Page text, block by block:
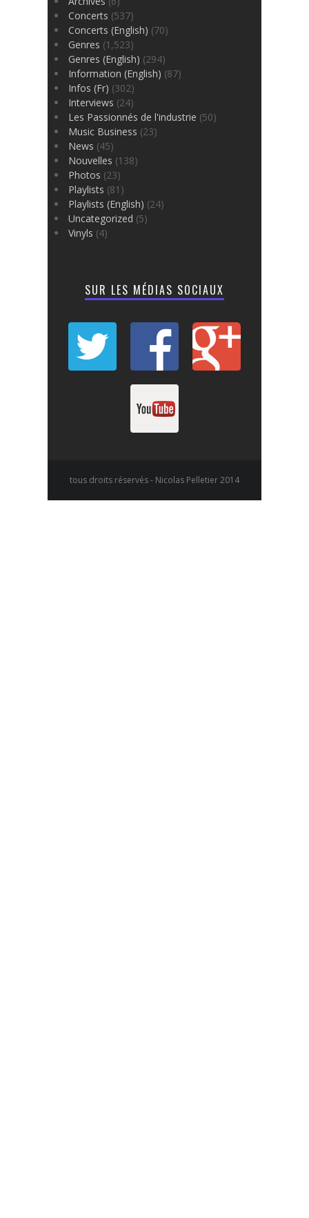
Concerts (537)
Concerts (English) (70)
Genres (1,523)
Genres (English) (294)
Information (English) (87)
Infos (Fr) (302)
Interviews (24)
Les Passionnés de l'industrie (50)
Music Business (23)
News (45)
Nouvelles (138)
Photos (23)
Playlists (81)
Playlists (English) (24)
Uncategorized (5)
Vinyls (4)
SUR LES MÉDIAS SOCIAUX
tous droits réservés - Nicolas Pelletier 2014